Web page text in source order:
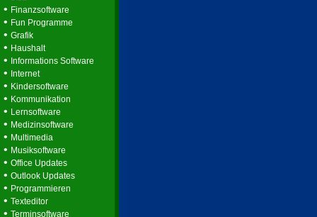
• Finanzsoftware
• Fun Programme
• Grafik
• Haushalt
• Informations Software
• Internet
• Kindersoftware
• Kommunikation
• Lernsoftware
• Medizinsoftware
• Multimedia
• Musiksoftware
• Office Updates
• Outlook Updates
• Programmieren
• Texteditor
• Terminsoftware